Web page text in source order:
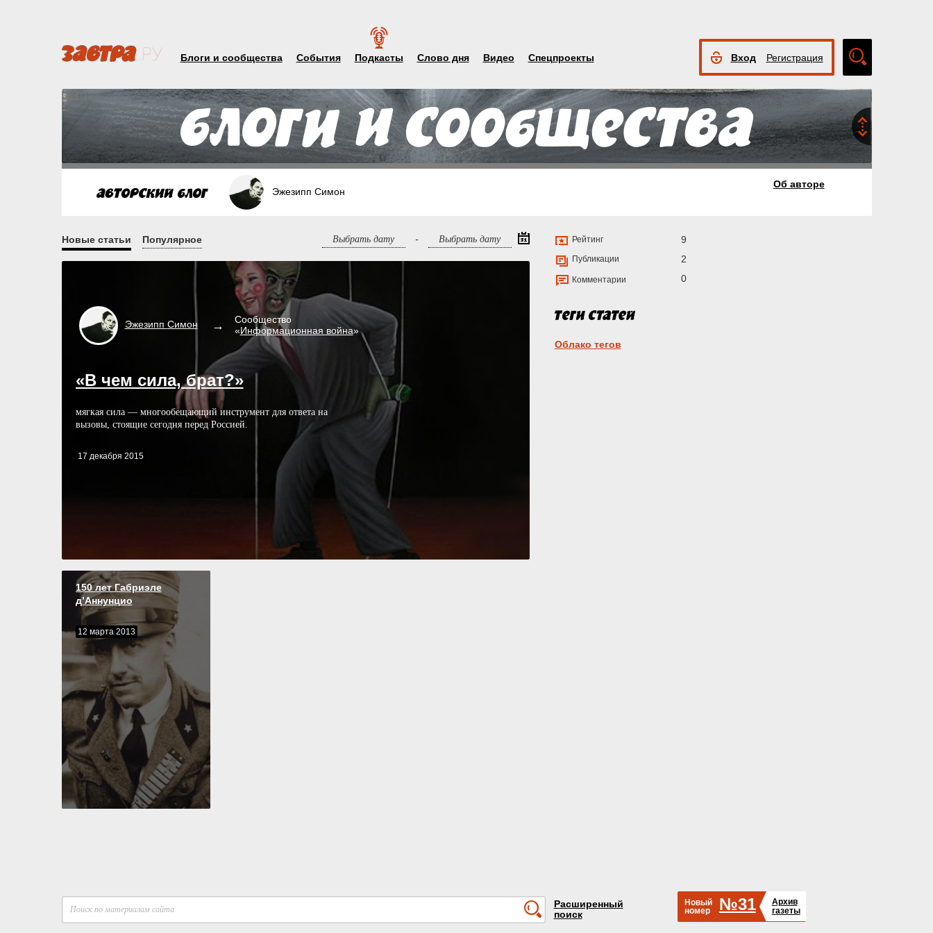
Блоги и сообщества События Подкасты Слово дня Видео Спецпроекты Вход Регистрация
поиск
Эжезипп Симон
Об авторе
Новые статьи Популярное -
Эжезипп Симон
Сообщество
«Информационная война»
«В чем сила, брат?»
мягкая сила — многообещающий инструмент для ответа на
вызовы, стоящие сегодня перед Россией.
17 декабря 2015
150 лет Габриэле
д’Аннунцио
12 марта 2013
Рейтинг 9
Публикации 2
Комментарии 0
Облако тегов
Расширенный
поиск
Новый
номер
№31
Архив
газеты